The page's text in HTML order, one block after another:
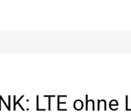
LTE ohne